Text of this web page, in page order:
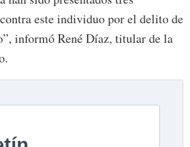
este individuo por el delito de
informó René Díaz, titular de la